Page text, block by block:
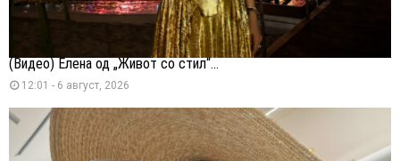
(Видео) Елена од „Живот со стил“...
12:01 - 6 август, 2026